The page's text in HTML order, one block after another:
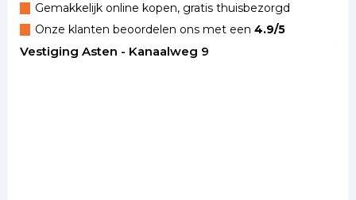
Gemakkelijk online kopen, gratis thuisbezorgd
Onze klanten beoordelen ons met een 4.9/5
Vestiging Asten - Kanaalweg 9